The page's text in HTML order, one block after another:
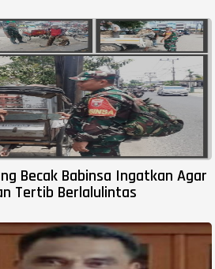
Becak Babinsa Ingatkan Agar
Tertib Berlalulintas